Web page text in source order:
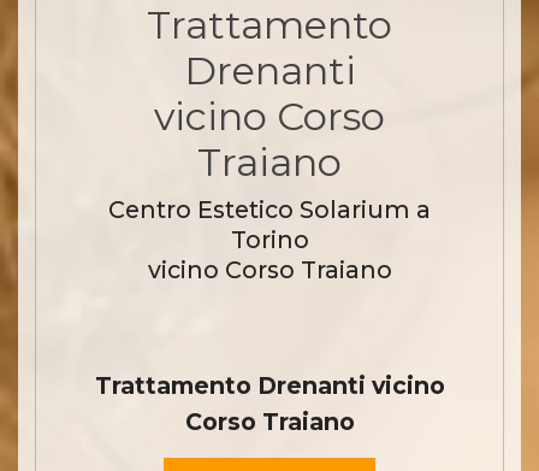
Trattamento
Drenanti
vicino Corso
Traiano
Centro Estetico Solarium a
Torino
vicino Corso Traiano
Trattamento Drenanti vicino
Corso Traiano